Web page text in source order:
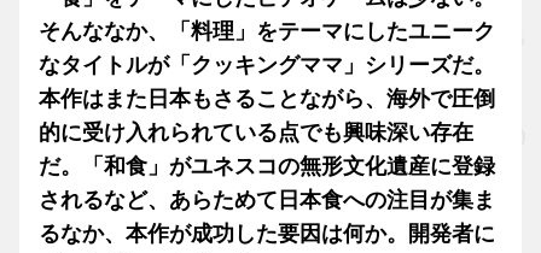
そんななか、「料理」をテーマにしたユニーク
なタイトルが「クッキングママ」シリーズだ。
本作はまた日本もさることながら、海外で圧倒
的に受け入れられている点でも興味深い存在
だ。「和食」がユネスコの無形文化遺産に登録
されるなど、あらためて日本食への注目が集ま
るなか、本作が成功した要因は何か。開発者に